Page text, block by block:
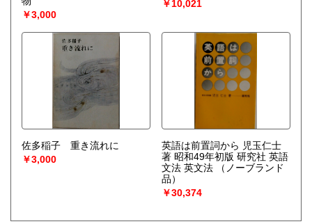
￥3,000
￥10,021
佐多稲子 重き流れに
￥3,000
英語は前置詞から 児玉仁士
著 昭和49年初版 研究社 英語
文法 英文法
（ノーブランド
品）
￥30,374